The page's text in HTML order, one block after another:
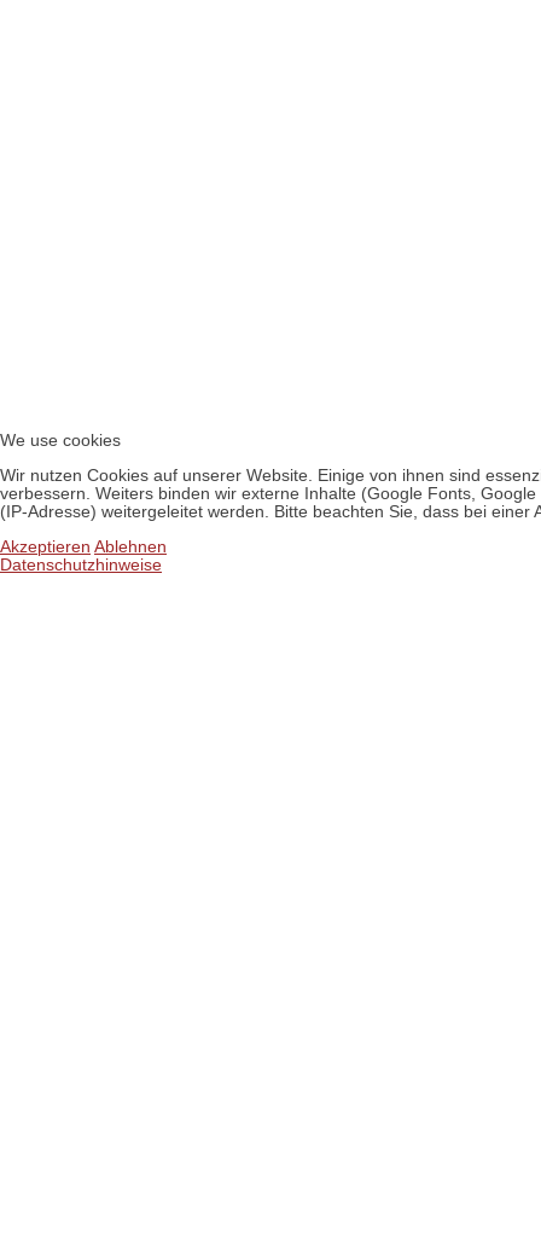
We use cookies
Wir nutzen Cookies auf unserer Website. Einige von ihnen sind
verbessern. Weiters binden wir externe Inhalte (Google Fonts,
(IP-Adresse) weitergeleitet werden. Bitte beachten Sie, dass bei
Akzeptieren Ablehnen
Datenschutzhinweise